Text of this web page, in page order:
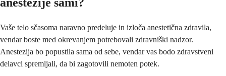
anestezije sami?
Vaše telo sčasoma naravno predeluje in izloča anestetična zdravila,
vendar boste med okrevanjem potrebovali zdravniški nadzor.
Anestezija bo popustila sama od sebe, vendar vas bodo zdravstveni
delavci spremljali, da bi zagotovili nemoten potek.